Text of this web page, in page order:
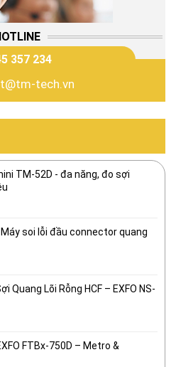
357 234
tech.vn
TM-52D - đa năng, đo sợi
Máy soi lỗi đầu connector quang
Quang Lõi Rỗng HCF – EXFO NS-
FTBx-750D – Metro &